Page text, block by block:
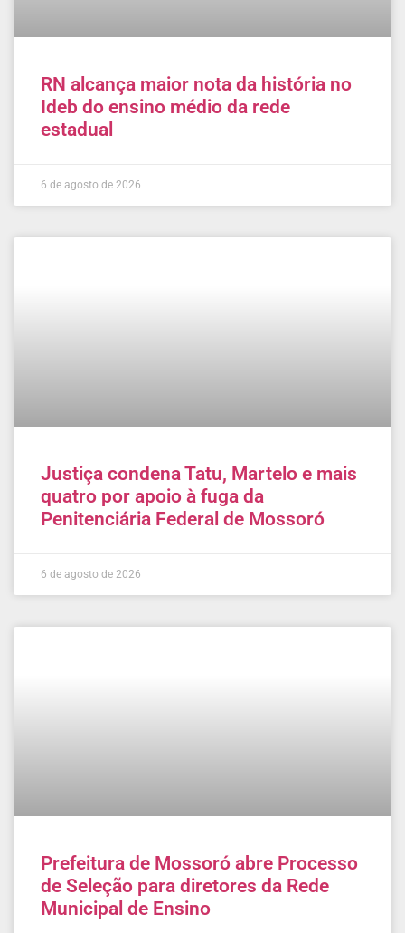
RN alcança maior nota da história no
Ideb do ensino médio da rede
estadual
6 de agosto de 2026
Justiça condena Tatu, Martelo e mais
quatro por apoio à fuga da
Penitenciária Federal de Mossoró
6 de agosto de 2026
Prefeitura de Mossoró abre Processo
de Seleção para diretores da Rede
Municipal de Ensino